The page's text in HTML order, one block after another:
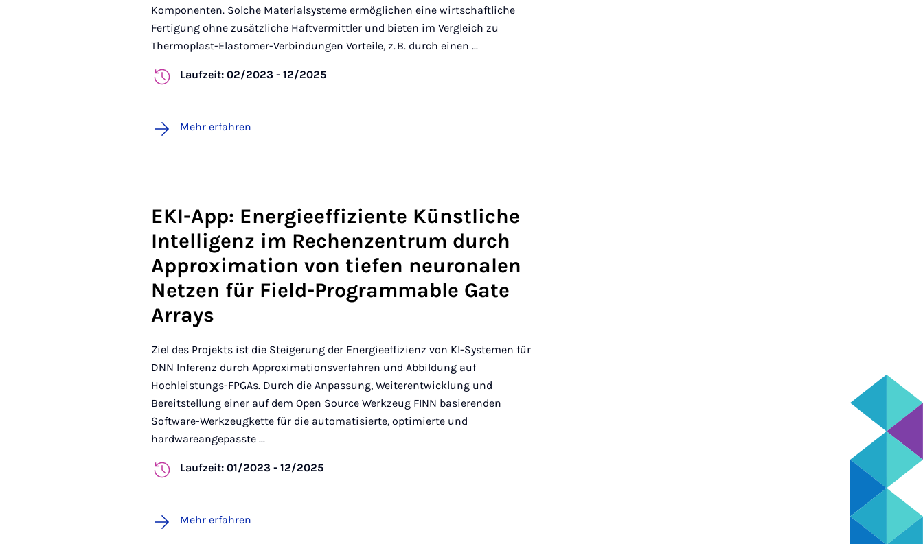
Komponenten. Solche Materialsysteme ermöglichen eine wirtschaftliche
Fertigung ohne zusätzliche Haftvermittler und bieten im Vergleich zu
Thermoplast-Elastomer-Verbindungen Vorteile, z. B. durch einen ...
Laufzeit: 02/2023 - 12/2025
Mehr erfahren
EKI-App: Energieeffiziente Künstliche
Intelligenz im Rechenzentrum durch
Approximation von tiefen neuronalen
Netzen für Field-Programmable Gate
Arrays
Ziel des Projekts ist die Steigerung der Energieeffizienz von KI-Systemen für
DNN Inferenz durch Approximationsverfahren und Abbildung auf
Hochleistungs-FPGAs. Durch die Anpassung, Weiterentwicklung und
Bereitstellung einer auf dem Open Source Werkzeug FINN basierenden
Software-Werkzeugkette für die automatisierte, optimierte und
hardwareangepasste ...
Laufzeit: 01/2023 - 12/2025
Mehr erfahren